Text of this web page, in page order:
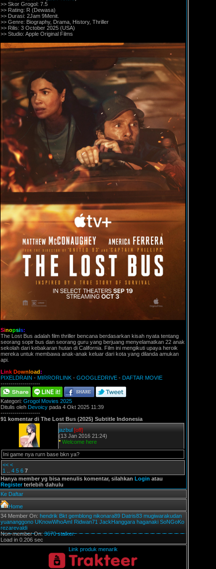
>> Skor Grogol: 7.5
>> Rating: R (Dewasa)
>> Durasi: 2Jam 9Menit.
>> Genre: Biography, Drama, History, Thriller
>> Rilis: 3 October 2025 (USA)
>> Studio: Apple Original Films
Sinopsis:
The Lost Bus adalah film thriller bencana berdasarkan kisah nyata tentang
seorang sopir bus dan seorang guru yang berjuang menyelamatkan 22 anak
sekolah dari kebakaran hutan di California. Film ini mengikuti upaya heroik
mereka untuk membawa anak-anak keluar dari kota yang dilanda amukan
api.
Link Download:
PIXELDRAIN - MIRRORLINK - GOOGLEDRIVE - DAFTAR MOVIE
--------------------
Kategori: Grogol Movies 2025
Ditulis oleh Devoicy pada 4 Okt 2025 11:39
--------------------
91 komentar di The Lost Bus (2025) Subtitle Indonesia
jazbul [off]
(13 Jan 2016 21:24)
* Welcome here
Ini game nya rurn base bkn ya?
<< <
1
4 5 6 7
Hanya member yg bisa menulis komentar, silahkan Login atau
Registerterlebih dahulu
Ke Daftar
Home
34 Member On: hendrik Bkt gemblong nikonara89 Datris83 mugiwarakudan
yuananggono UKnowWhoAmI Ridwan71 JackHanggara haganaki SoNGoKo
rezarevaldi
Non-member On:3670 stalker.
Load in 0.206 sec
Link produk menarik